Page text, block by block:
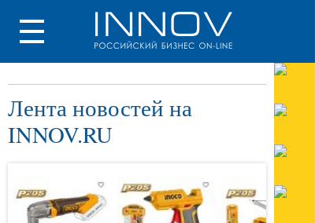
Лента новостей на
INNOV.RU